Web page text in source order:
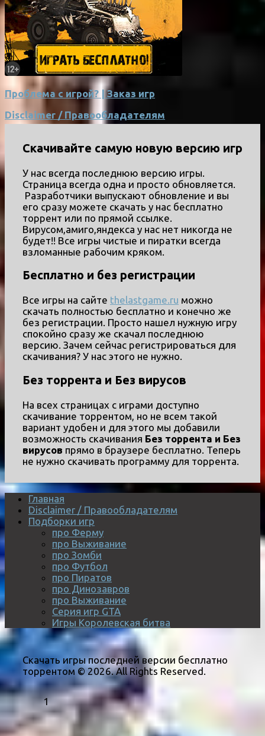
Проблема с игрой? | Заказ игр
Disclaimer / Правообладателям
Скачивайте самую новую версию игр
У нас всегда последнюю версию игры.
Страница всегда одна и просто обновляется.
Разработчики выпускают обновление и вы
его сразу можете скачать у нас бесплатно
торрент или по прямой ссылке.
Вирусом,амиго,яндекса у нас нет никогда не
будет!! Все игры чистые и пиратки всегда
взломанные рабочим кряком.
Бесплатно и без регистрации
Все игры на сайте thelastgame.ru можно
скачать полностью бесплатно и конечно же
без регистрации. Просто нашел нужную игру
спокойно сразу же скачал последнюю
версию. Зачем сейчас регистрироваться для
скачивания? У нас этого не нужно.
Без торрента и Без вирусов
На всех страницах с играми доступно
скачивание торрентом, но не всем такой
вариант удобен и для этого мы добавили
возможность скачивания Без торрента и Без
вирусов прямо в браузере бесплатно. Теперь
не нужно скачивать программу для торрента.
Главная
Disclaimer / Правообладателям
Подборки игр
про Ферму
про Выживание
про Зомби
про Футбол
про Пиратов
про Динозавров
про Выживание
Серия игр GTA
Игры Королевская битва
Скачать игры последней версии бесплатно
торрентом © 2026. All Rights Reserved.
1